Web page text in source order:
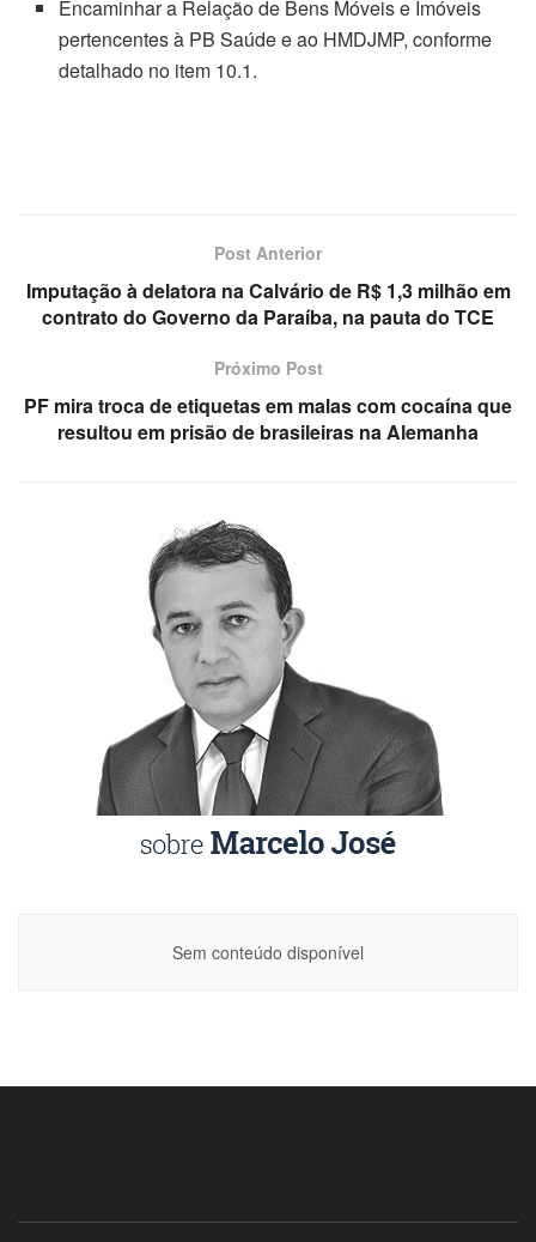
Encaminhar a Relação de Bens Móveis e Imóveis
pertencentes à PB Saúde e ao HMDJMP, conforme
detalhado no item 10.1.
Post Anterior
Imputação à delatora na Calvário de R$ 1,3 milhão em
contrato do Governo da Paraíba, na pauta do TCE
Próximo Post
PF mira troca de etiquetas em malas com cocaína que
resultou em prisão de brasileiras na Alemanha
Sem conteúdo disponível